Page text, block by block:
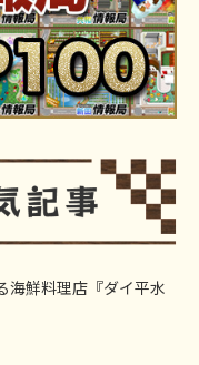
海鮮料理店『ダイ平水